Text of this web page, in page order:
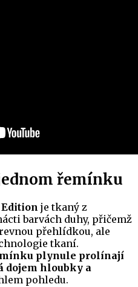
řemínku
je tkaný z
barvách duhy, přičemž
přehlídkou, ale
tkaní.
plynule prolínají
dojem hloubky a
pohledu.